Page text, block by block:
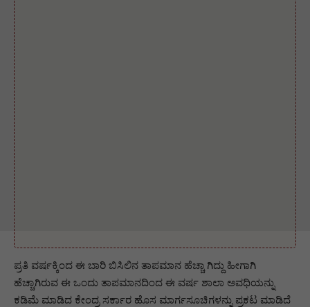
ಪ್ರತಿ ವರ್ಷಕ್ಕಿಂದ ಈ ಬಾರಿ ಬಿಸಿಲಿನ ತಾಪಮಾನ ಹೆಚ್ಚಾ ಗಿದ್ದು ಹೀಗಾಗಿ
ಹೆಚ್ಚಾಗಿರುವ ಈ ಒಂದು ತಾಪಮಾನದಿಂದ ಈ ವರ್ಷ ಶಾಲಾ ಅವಧಿಯನ್ನು
ಕಡಿಮೆ ಮಾಡಿದ ಕೇಂದ್ರ ಸರ್ಕಾರ ಹೊಸ ಮಾರ್ಗಸೂಚಿಗಳನ್ನು ಪ್ರಕಟ ಮಾಡಿದೆ